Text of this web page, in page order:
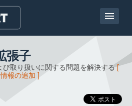
張子
取り扱いに関する問題を解決する[
情報の追加 ]